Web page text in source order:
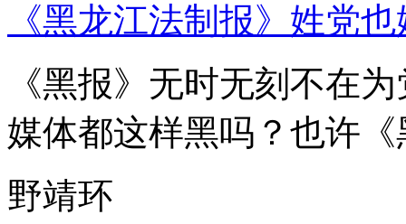
《黑龙江法制报》姓党
《黑报》无时无刻不在
媒体都这样黑吗？也许
野靖环